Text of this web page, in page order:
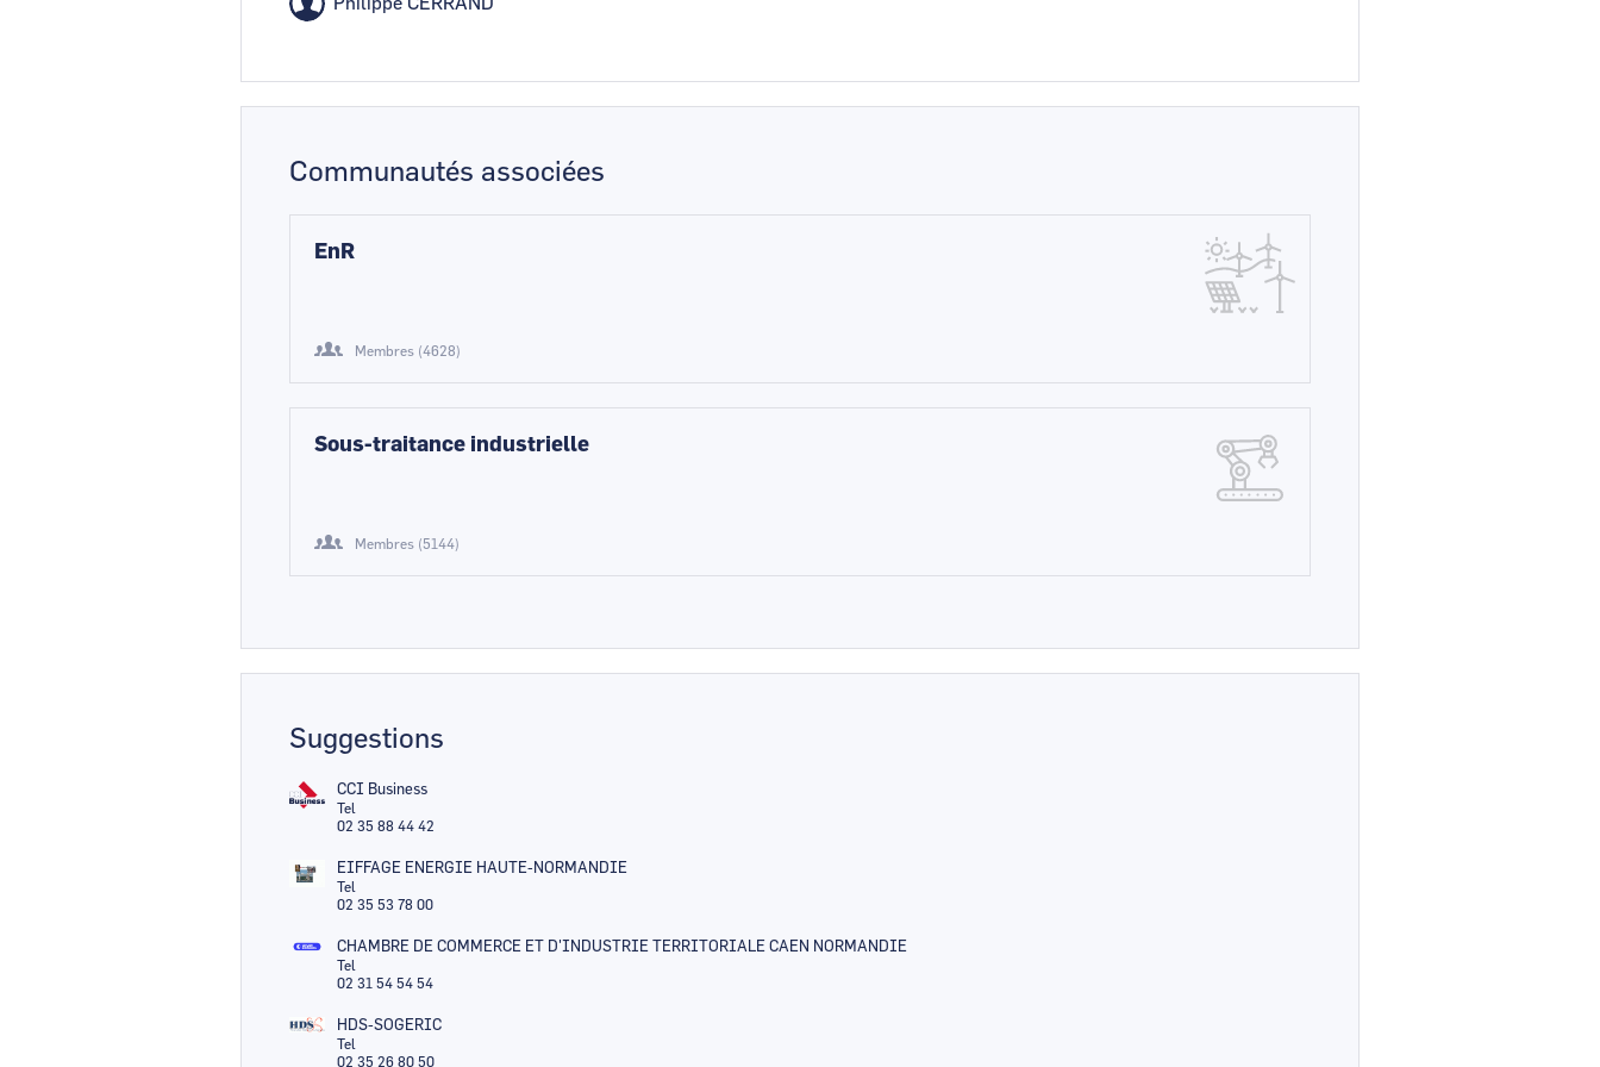
Communautés associées
EnR
Membres (4628)
Sous-traitance industrielle
Membres (5144)
Suggestions
CCI Business
Tel
02 35 88 44 42
EIFFAGE ENERGIE HAUTE-NORMANDIE
Tel
02 35 53 78 00
CHAMBRE DE COMMERCE ET D'INDUSTRIE TERRITORIALE CAEN NORMANDIE
Tel
02 31 54 54 54
HDS-SOGERIC
Tel
02 35 26 80 50